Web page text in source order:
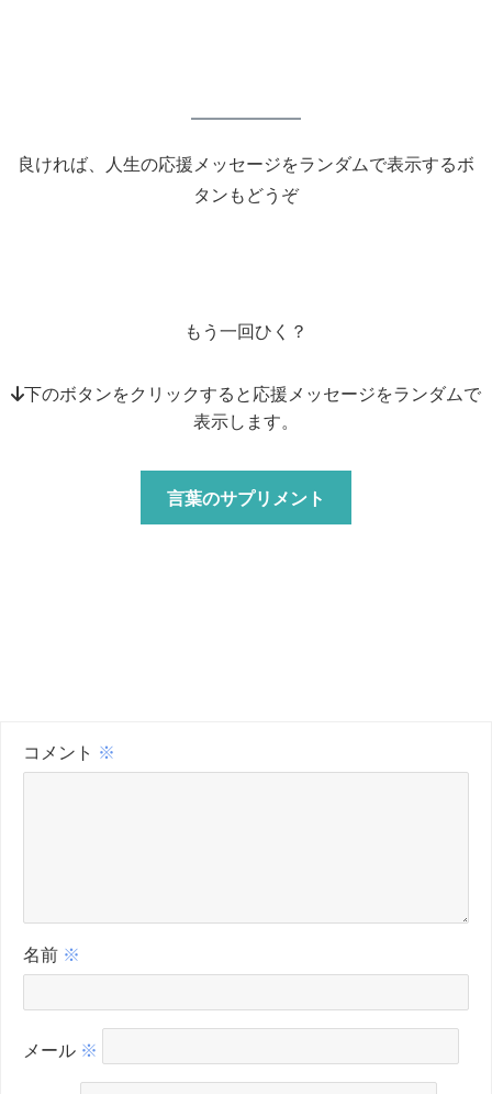
良ければ、人生の応援メッセージをランダムで表示するボ
タンもどうぞ
もう一回ひく？
↓下のボタンをクリックすると応援メッセージをランダムで
表示します。
言葉のサプリメント
コメント ※
名前 ※
メール ※